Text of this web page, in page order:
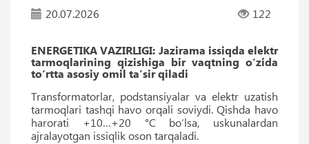
20.07.2026
122
ENERGETIKA VAZIRLIGI: Jazirama issiqda elektr
tarmoqlarining qizishiga bir vaqtning o‘zida
to‘rtta asosiy omil ta’sir qiladi
Transformatorlar, podstansiyalar va elektr uzatish
tarmoqlari tashqi havo orqali soviydi. Qishda havo
harorati +10…+20 °C bo‘lsa, uskunalardan
ajralayotgan issiqlik oson tarqaladi.